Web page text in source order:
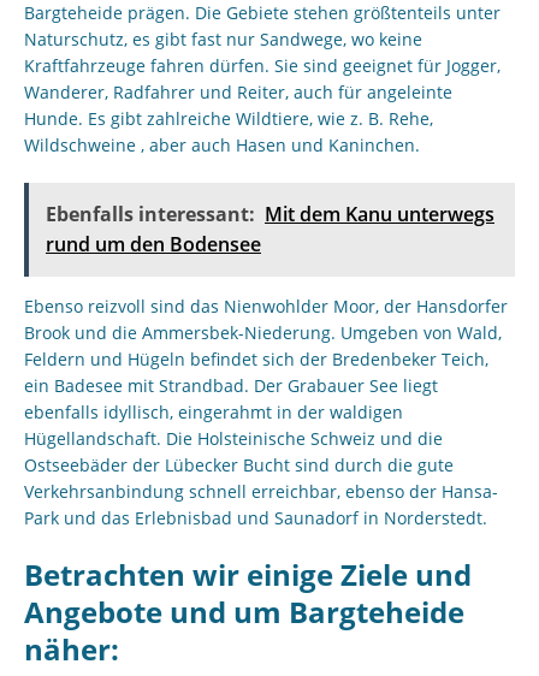
Bargteheide prägen. Die Gebiete stehen größtenteils unter
Naturschutz, es gibt fast nur Sandwege, wo keine
Kraftfahrzeuge fahren dürfen. Sie sind geeignet für Jogger,
Wanderer, Radfahrer und Reiter, auch für angeleinte
Hunde. Es gibt zahlreiche Wildtiere, wie z. B. Rehe,
Wildschweine , aber auch Hasen und Kaninchen.
Ebenfalls interessant: Mit dem Kanu unterwegs
rund um den Bodensee
Ebenso reizvoll sind das Nienwohlder Moor, der Hansdorfer
Brook und die Ammersbek-Niederung. Umgeben von Wald,
Feldern und Hügeln befindet sich der Bredenbeker Teich,
ein Badesee mit Strandbad. Der Grabauer See liegt
ebenfalls idyllisch, eingerahmt in der waldigen
Hügellandschaft. Die Holsteinische Schweiz und die
Ostseebäder der Lübecker Bucht sind durch die gute
Verkehrsanbindung schnell erreichbar, ebenso der Hansa-
Park und das Erlebnisbad und Saunadorf in Norderstedt.
Betrachten wir einige Ziele und
Angebote und um Bargteheide
näher: